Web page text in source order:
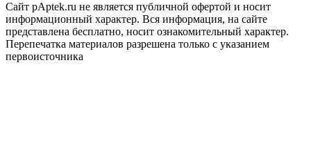
Сайт pAptek.ru не является публичной офертой и носит
информационный характер. Вся информация, на сайте
представлена бесплатно, носит ознакомительный характер.
Перепечатка материалов разрешена только с указанием
первоисточника